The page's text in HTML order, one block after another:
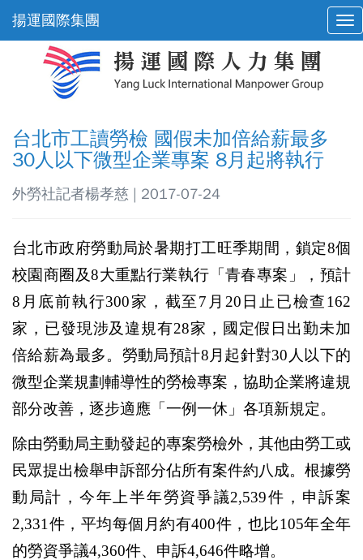
揚運國際集團
台北市工讀勞檢 國假未加倍給薪最多
30人以下微型企業專案 8月起將執行
外勞社記者楊孝慈 | 2017-07-24
台北市政府勞動局於暑期打工旺季期間，鎖定8個
校園商圈及8大重點行業執行「青春專案」，預計
8月底前執行300家，截至7月20日止已檢查162
家，已發現涉及違規有28家，國定假日出勤未加
倍給薪為最多。勞動局預計8月起針對30人以下的
微型企業規劃輔導性的勞檢專案，協助企業將違規
部分改善，逐步適應「一例一休」各項新規定。
除由勞動局主動發起的專案勞檢外，其他由勞工或
民眾提出檢舉申訴部分佔所有案件約八成。根據勞
動局計，今年上半年勞資爭議2,539件，申訴案
2,331件，平均每個月約有400件，也比105年全年
的勞資爭議4,360件、申訴4,646件略增。